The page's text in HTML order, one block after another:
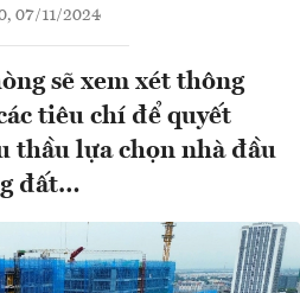
07/11/2024
sẽ xem xét thông
tiêu chí để quyết
thầu lựa chọn nhà đầu
đất…